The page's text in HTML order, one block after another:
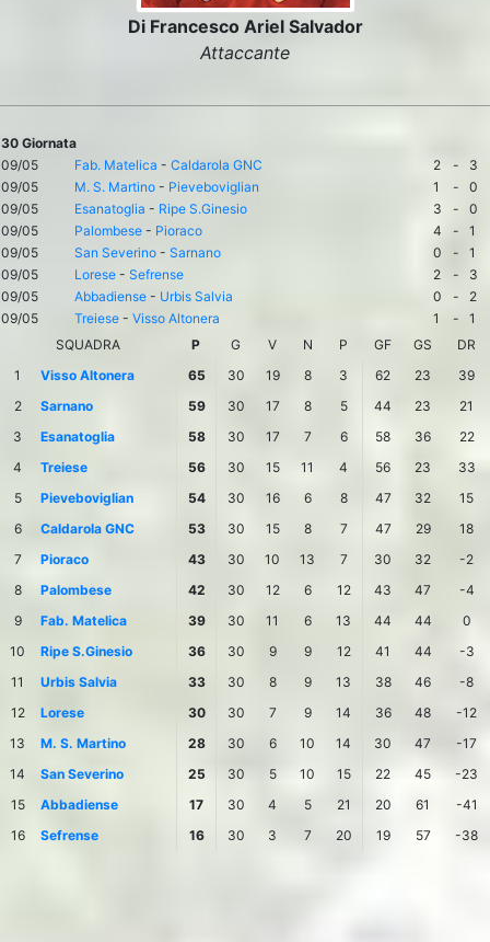
Di Francesco Ariel Salvador
Attaccante
30 Giornata
09/05
Fab. Matelica - Caldarola GNC 2 -
3
09/05
M. S. Martino - Pieveboviglian 1 -
0
09/05
Esanatoglia - Ripe S.Ginesio 3 -
0
09/05
Palombese - Pioraco 4 -
1
09/05
San Severino - Sarnano 0 -
1
09/05
Lorese - Sefrense 2 -
3
09/05
Abbadiense - Urbis Salvia 0 -
2
09/05
Treiese - Visso Altonera 1 -
1
SQUADRA
P G V N P GF GS
DR
1
Visso Altonera 65 30 19 8 3 62 23
39
2
Sarnano 59 30 17 8 5 44 23
21
3
Esanatoglia 58 30 17 7 6 58 36
22
4
Treiese 56 30 15 11 4 56 23
33
5
Pieveboviglian 54 30 16 6 8 47 32
15
6
Caldarola GNC 53 30 15 8 7 47 29
18
7
Pioraco 43 30 10 13 7 30 32
-2
8
Palombese 42 30 12 6 12 43 47
-4
9
Fab. Matelica 39 30 11 6 13 44 44
0
10
Ripe S.Ginesio 36 30 9 9 12 41 44
-3
11
Urbis Salvia 33 30 8 9 13 38 46
-8
12
Lorese 30 30 7 9 14 36 48
-12
13
M. S. Martino 28 30 6 10 14 30 47
-17
14
San Severino 25 30 5 10 15 22 45
-23
15
Abbadiense 17 30 4 5 21 20 61
-41
16
Sefrense 16 30 3 7 20 19 57 -38